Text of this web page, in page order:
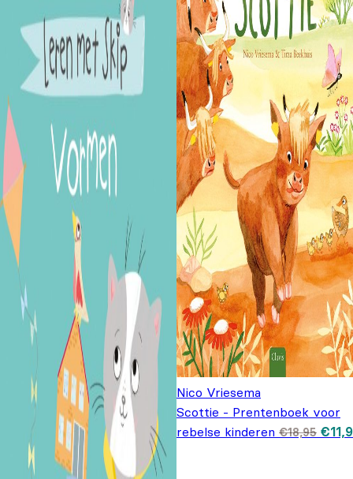
Nico Vriesema
Scottie - Prentenboek voor
rebelse kinderen €18,95 prijs
€